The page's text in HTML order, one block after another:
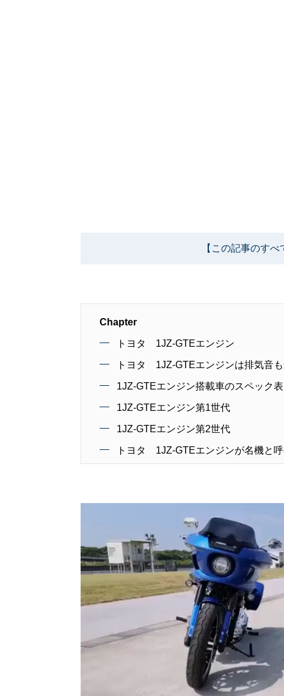
【この記事のす
Chapter
トヨタ 1JZ-GTEエンジン
トヨタ 1JZ-GTEエンジンは排気音も
1JZ-GTEエンジン搭載車のスペック表
1JZ-GTEエンジン第1世代
1JZ-GTEエンジン第2世代
トヨタ 1JZ-GTEエンジンが名機と